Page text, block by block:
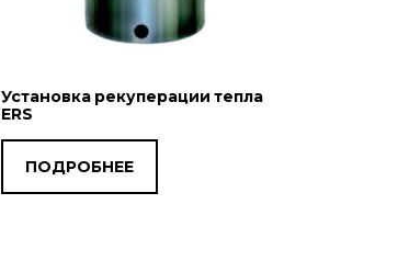
Установка рекуперации тепла
ERS
ПОДРОБНЕЕ